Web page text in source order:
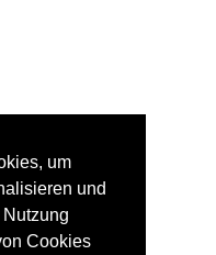
um
und
Cookies